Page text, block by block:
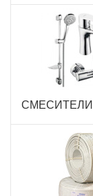
СМЕСИТЕЛИ